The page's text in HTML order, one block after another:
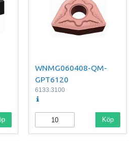
WNMG060408-QM-
GPT6120
6133.3100
Köp